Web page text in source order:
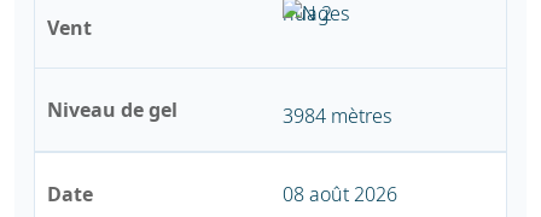
Vent
Niveau de gel 3984 mètres
Date 08 août 2026